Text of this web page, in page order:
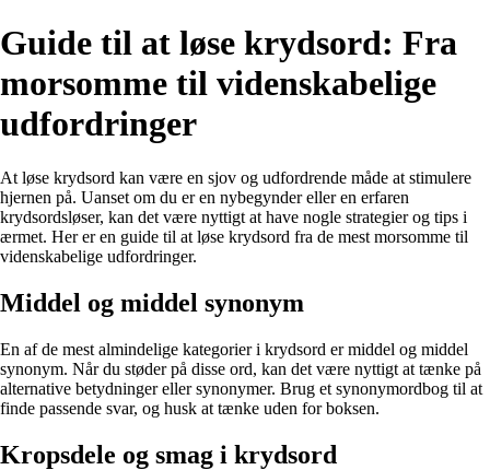
Guide til at løse krydsord: Fra
morsomme til videnskabelige
udfordringer
At løse krydsord kan være en sjov og udfordrende måde at stimulere
hjernen på. Uanset om du er en nybegynder eller en erfaren
krydsordsløser, kan det være nyttigt at have nogle strategier og tips i
ærmet. Her er en guide til at løse krydsord fra de mest morsomme til
videnskabelige udfordringer.
Middel og middel synonym
En af de mest almindelige kategorier i krydsord er middel og middel
synonym. Når du støder på disse ord, kan det være nyttigt at tænke på
alternative betydninger eller synonymer. Brug et synonymordbog til at
finde passende svar, og husk at tænke uden for boksen.
Kropsdele og smag i krydsord